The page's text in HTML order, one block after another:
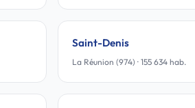
Saint-Denis
La Réunion (974) · 155 634 hab.